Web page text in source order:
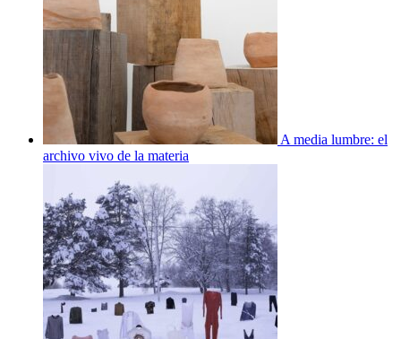
A media lumbre: el
archivo vivo de la materia